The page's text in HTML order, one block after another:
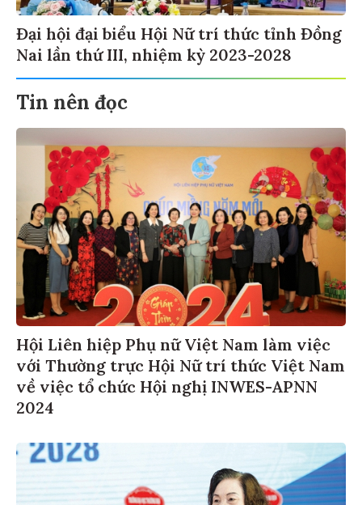
Đại hội đại biểu Hội Nữ trí thức tỉnh Đồng
Nai lần thứ III, nhiệm kỳ 2023-2028
Tin nên đọc
Hội Liên hiệp Phụ nữ Việt Nam làm việc
với Thường trực Hội Nữ trí thức Việt Nam
về việc tổ chức Hội nghị INWES-APNN
2024